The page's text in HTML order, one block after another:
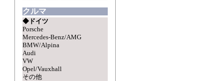
クルマ
◆ドイツ
Porsche
Mercedes-Benz/AMG
BMW/Alpina
Audi
VW
Opel/Vauxhall
その他